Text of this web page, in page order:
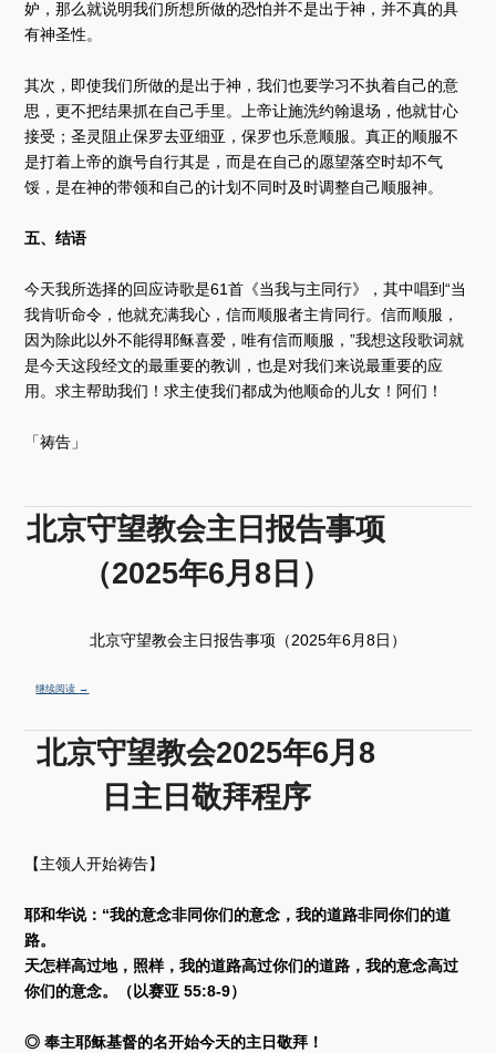
妒，那么就说明我们所想所做的恐怕并不是出于神，并不真的具
有神圣性。
其次，即使我们所做的是出于神，我们也要学习不执着自己的意
思，更不把结果抓在自己手里。上帝让施洗约翰退场，他就甘心
接受；圣灵阻止保罗去亚细亚，保罗也乐意顺服。真正的顺服不
是打着上帝的旗号自行其是，而是在自己的愿望落空时却不气
馁，是在神的带领和自己的计划不同时及时调整自己顺服神。
五、结语
今天我所选择的回应诗歌是61首《当我与主同行》，其中唱到“当
我肯听命令，他就充满我心，信而顺服者主肯同行。信而顺服，
因为除此以外不能得耶稣喜爱，唯有信而顺服，”我想这段歌词就
是今天这段经文的最重要的教训，也是对我们来说最重要的应
用。求主帮助我们！求主使我们都成为他顺命的儿女！阿们！
「祷告」
北京守望教会主日报告事项
（2025年6月8日）
北京守望教会主日报告事项（2025年6月8日）
继续阅读 →
北京守望教会2025年6月8
日主日敬拜程序
【主领人开始祷告】
耶和华说：“我的意念非同你们的意念，我的道路非同你们的道
路。
天怎样高过地，照样，我的道路高过你们的道路，我的意念高过
你们的意念。（以赛亚 55:8-9）
◎ 奉主耶稣基督的名开始今天的主日敬拜！